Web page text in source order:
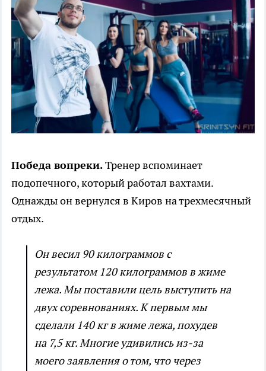
Победа вопреки.Тренер вспоминает
подопечного, который работал вахтами.
Однажды он вернулся в Киров на трехмесячный
отдых.
Он весил 90 килограммов с
результатом 120 килограммов в жиме
лежа. Мы поставили цель выступить на
двух соревнованиях. К первым мы
сделали 140 кг в жиме лежа, похудев
на 7,5 кг. Многие удивились из-за
моего заявления о том, что через